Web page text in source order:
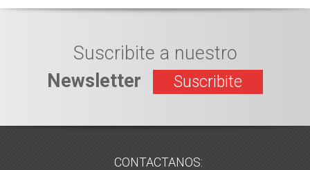
Suscribite a nuestro
Newsletter
Suscribite
CONTACTANOS: